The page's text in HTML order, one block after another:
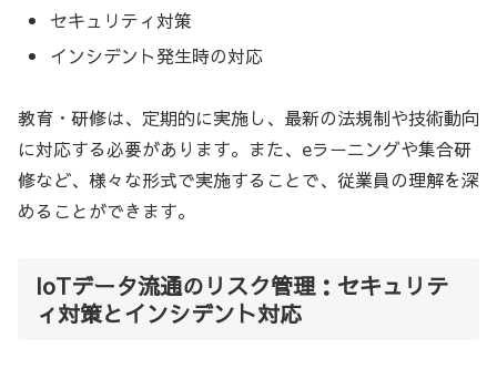
セキュリティ対策
インシデント発生時の対応
教育・研修は、定期的に実施し、最新の法規制や技術動向
に対応する必要があります。また、eラーニングや集合研
修など、様々な形式で実施することで、従業員の理解を深
めることができます。
IoTデータ流通のリスク管理：セキュリテ
ィ対策とインシデント対応